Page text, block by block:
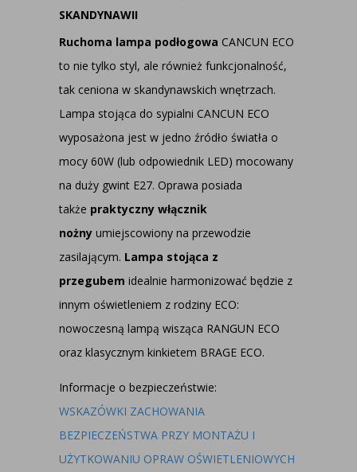
SKANDYNAWII
Ruchoma lampa podłogowa CANCUN ECO
to nie tylko styl, ale również funkcjonalność,
tak ceniona w skandynawskich wnętrzach.
Lampa stojąca do sypialni CANCUN ECO
wyposażona jest w jedno źródło światła o
mocy 60W (lub odpowiednik LED) mocowany
na duży gwint E27. Oprawa posiada
także praktyczny włącznik
nożny umiejscowiony na przewodzie
zasilającym. Lampa stojąca z
przegubem idealnie harmonizować będzie z
innym oświetleniem z rodziny ECO:
nowoczesną lampą wisząca RANGUN ECO
oraz klasycznym kinkietem BRAGE ECO.
Informacje o bezpieczeństwie:
WSKAZÓWKI ZACHOWANIA
BEZPIECZEŃSTWA PRZY MONTAŻU I
UŻYTKOWANIU OPRAW OŚWIETLENIOWYCH